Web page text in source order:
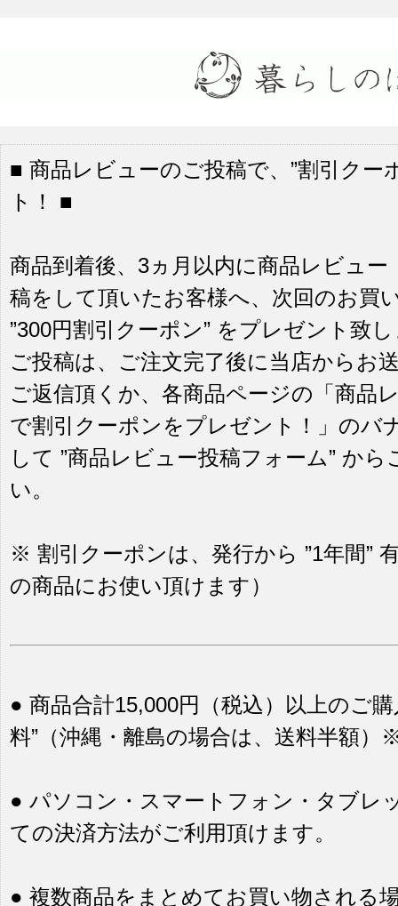
■ 商品レビューのご投稿で、”割引クー
ト！ ■
商品到着後、3ヵ月以内に商品レビュー
稿をして頂いたお客様へ、次回のお買
”300円割引クーポン” をプレゼント致
ご投稿は、ご注文完了後に当店からお
ご返信頂くか、各商品ページの「商品
で割引クーポンをプレゼント！」のバ
して ”商品レビュー投稿フォーム” から
い。
※ 割引クーポンは、発行から ”1年間”
の商品にお使い頂けます）
● 商品合計15,000円（税込）以上のご購
料”（沖縄・離島の場合は、送料半額）
● パソコン・スマートフォン・タブレ
ての決済方法がご利用頂けます。
● 複数商品をまとめてお買い物される